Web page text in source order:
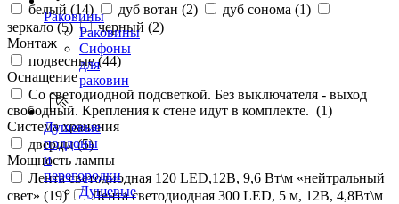
Раковины
Раковины
Сифоны
для
раковин
Душевые
поддоны
и
перегородки
Душевые
белый (14) дуб вотан (2) дуб сонома (1)
зеркало (5) черный (2)
Монтаж
подвесные (44)
Оснащение
Со светодиодной подсветкой. Без выключателя - выход
свободный. Крепления к стене идут в комплекте. (1)
Система хранения
дверцы (5)
Мощность лампы
Лента светодиодная 120 LED,12В, 9,6 Вт\м «нейтральный
свет» (19)
Лента светодиодная 300 LED, 5 м, 12В, 4,8Вт\м